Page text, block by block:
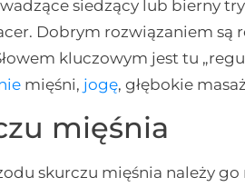
siedzący lub bierny
Dobrym rozwiązaniem
kluczowym jest tu
mięśni, jogę, głębokie
mięśnia
skurczu mięśnia należy